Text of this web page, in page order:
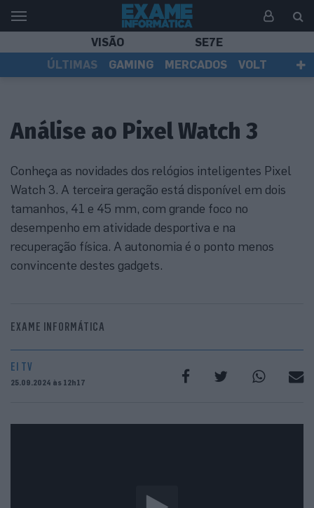
VISÃO
SE7E
ÚLTIMAS
GAMING MERCADOS
VOLT
Análise ao Pixel Watch 3
Conheça as novidades dos relógios inteligentes Pixel
Watch 3. A terceira geração está disponível em dois
tamanhos, 41 e 45 mm, com grande foco no
desempenho em atividade desportiva e na
recuperação física. A autonomia é o ponto menos
convincente destes gadgets.
EXAME INFORMÁTICA
EI TV
25.09.2024 às 12h17